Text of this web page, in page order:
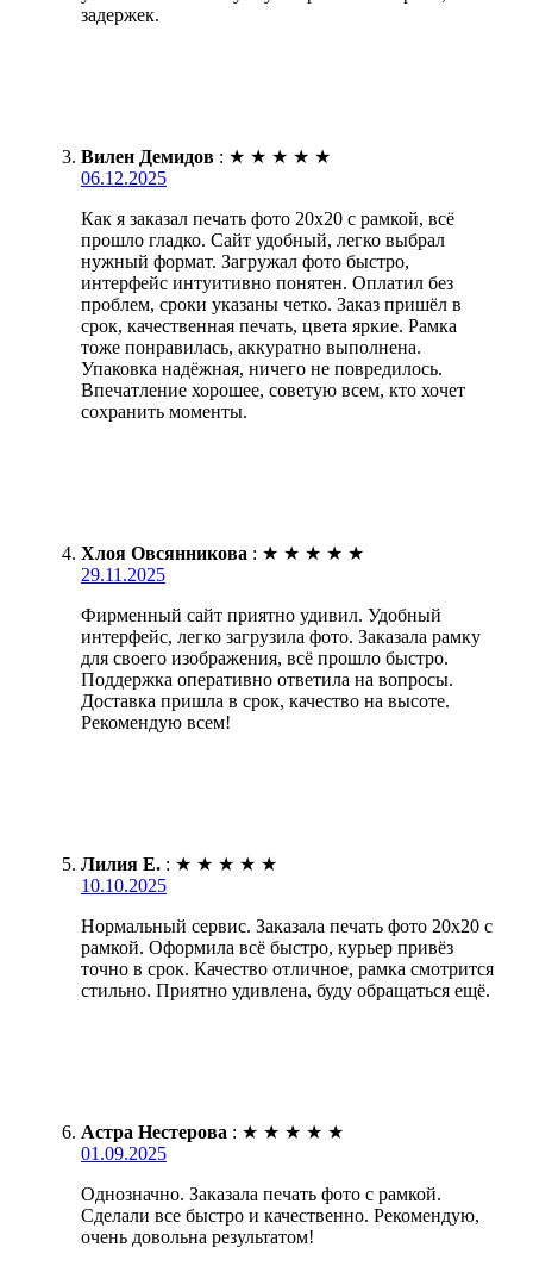
задержек.
Вилен Демидов : ★ ★ ★ ★ ★
06.12.2025
Как я заказал печать фото 20х20 с рамкой, всё
прошло гладко. Сайт удобный, легко выбрал
нужный формат. Загружал фото быстро,
интерфейс интуитивно понятен. Оплатил без
проблем, сроки указаны четко. Заказ пришёл в
срок, качественная печать, цвета яркие. Рамка
тоже понравилась, аккуратно выполнена.
Упаковка надёжная, ничего не повредилось.
Впечатление хорошее, советую всем, кто хочет
сохранить моменты.
Хлоя Овсянникова : ★ ★ ★ ★ ★
29.11.2025
Фирменный сайт приятно удивил. Удобный
интерфейс, легко загрузила фото. Заказала рамку
для своего изображения, всё прошло быстро.
Поддержка оперативно ответила на вопросы.
Доставка пришла в срок, качество на высоте.
Рекомендую всем!
Лилия Е. : ★ ★ ★ ★ ★
10.10.2025
Нормальный сервис. Заказала печать фото 20х20 с
рамкой. Оформила всё быстро, курьер привёз
точно в срок. Качество отличное, рамка смотрится
стильно. Приятно удивлена, буду обращаться ещё.
Астра Нестерова : ★ ★ ★ ★ ★
01.09.2025
Однозначно. Заказала печать фото с рамкой.
Сделали все быстро и качественно. Рекомендую,
очень довольна результатом!